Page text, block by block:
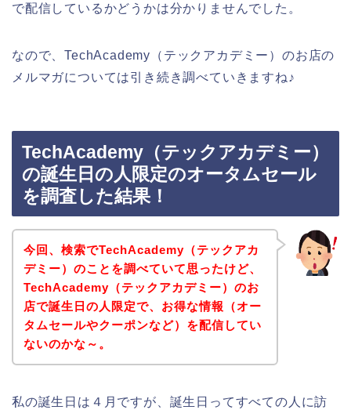
で配信しているかどうかは分かりませんでした。
なので、TechAcademy（テックアカデミー）のお店の
メルマガについては引き続き調べていきますね♪
TechAcademy（テックアカデミー）
の誕生日の人限定のオータムセール
を調査した結果！
今回、検索でTechAcademy（テックアカ
デミー）のことを調べていて思ったけど、
TechAcademy（テックアカデミー）のお
店で誕生日の人限定で、お得な情報（オー
タムセールやクーポンなど）を配信してい
ないのかな～。
私の誕生日は４月ですが、誕生日ってすべての人に訪